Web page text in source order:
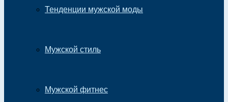
Тенденции мужской моды
Мужской стиль
Мужской фитнес